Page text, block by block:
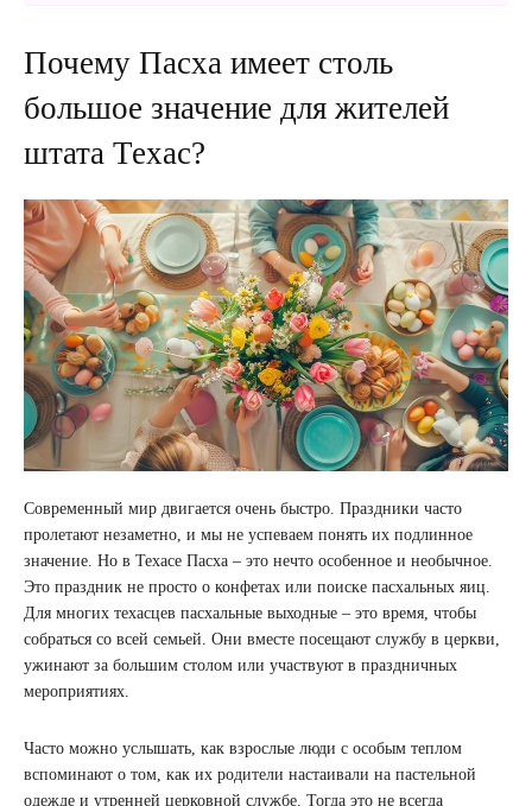
Почему Пасха имеет столь
большое значение для жителей
штата Техас?
Современный мир двигается очень быстро. Праздники часто
пролетают незаметно, и мы не успеваем понять их подлинное
значение. Но в Техасе Пасха – это нечто особенное и необычное.
Это праздник не просто о конфетах или поиске пасхальных яиц.
Для многих техасцев пасхальные выходные – это время, чтобы
собраться со всей семьей. Они вместе посещают службу в церкви,
ужинают за большим столом или участвуют в праздничных
мероприятиях.
Часто можно услышать, как взрослые люди с особым теплом
вспоминают о том, как их родители настаивали на пастельной
одежде и утренней церковной службе. Тогда это не всегда